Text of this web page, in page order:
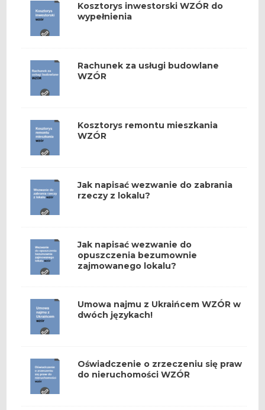
Kosztorys inwestorski WZÓR do
wypełnienia
Rachunek za usługi budowlane
WZÓR
Kosztorys remontu mieszkania
WZÓR
Jak napisać wezwanie do zabrania
rzeczy z lokalu?
Jak napisać wezwanie do
opuszczenia bezumownie
zajmowanego lokalu?
Umowa najmu z Ukraińcem WZÓR w
dwóch językach!
Oświadczenie o zrzeczeniu się praw
do nieruchomości WZÓR